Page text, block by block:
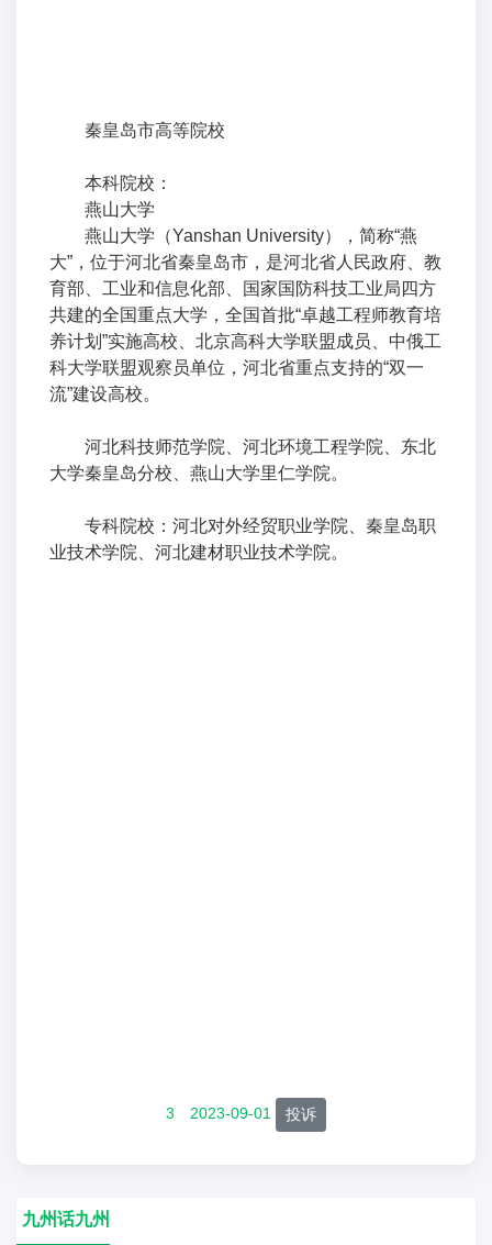
秦皇岛市高等院校
本科院校：
燕山大学
燕山大学（Yanshan University），简称“燕
大”，位于河北省秦皇岛市，是河北省人民政府、教
育部、工业和信息化部、国家国防科技工业局四方
共建的全国重点大学，全国首批“卓越工程师教育培
养计划”实施高校、北京高科大学联盟成员、中俄工
科大学联盟观察员单位，河北省重点支持的“双一
流”建设高校。
河北科技师范学院、河北环境工程学院、东北
大学秦皇岛分校、燕山大学里仁学院。
专科院校：河北对外经贸职业学院、秦皇岛职
业技术学院、河北建材职业技术学院。
3 2023-09-01 投诉
九州话九州